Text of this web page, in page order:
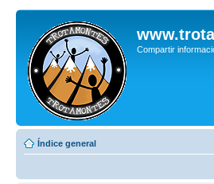
Compartir
Índice general